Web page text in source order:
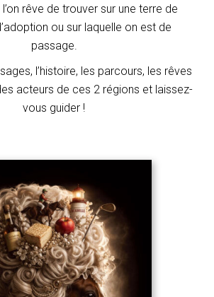
rêve de trouver sur une terre de
ou sur laquelle on est de
passage.
l’histoire, les parcours, les rêves
acteurs de ces 2 régions et laissez-
vous guider !